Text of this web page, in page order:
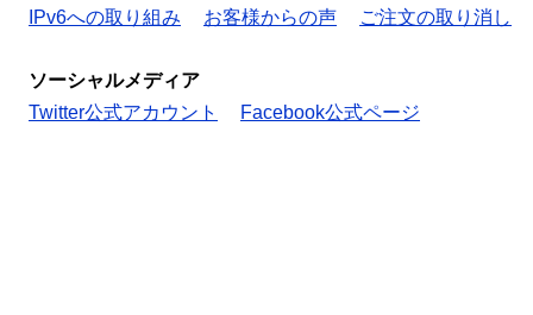
IPv6への取り組み
お客様からの声 ご注文の取り消し
ソーシャルメディア
Twitter公式アカウント
Facebook公式ページ